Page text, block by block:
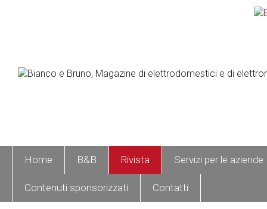
Home B&B Rivista Servizi per le aziende
Contenuti sponsorizzati Contatti